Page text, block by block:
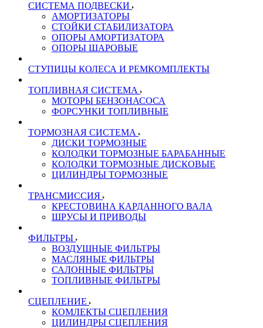
СИСТЕМА ПОДВЕСКИ
АМОРТИЗАТОРЫ
СТОЙКИ СТАБИЛИЗАТОРА
ОПОРЫ АМОРТИЗАТОРА
ОПОРЫ ШАРОВЫЕ
СТУПИЦЫ КОЛЕСА И РЕМКОМПЛЕКТЫ
ТОПЛИВНАЯ СИСТЕМА
МОТОРЫ БЕНЗОНАСОСА
ФОРСУНКИ ТОПЛИВНЫЕ
ТОРМОЗНАЯ СИСТЕМА
ДИСКИ ТОРМОЗНЫЕ
КОЛОДКИ ТОРМОЗНЫЕ БАРАБАННЫЕ
КОЛОДКИ ТОРМОЗНЫЕ ДИСКОВЫЕ
ЦИЛИНДРЫ ТОРМОЗНЫЕ
ТРАНСМИССИЯ
КРЕСТОВИНА КАРДАННОГО ВАЛА
ШРУСЫ И ПРИВОДЫ
ФИЛЬТРЫ
ВОЗДУШНЫЕ ФИЛЬТРЫ
МАСЛЯНЫЕ ФИЛЬТРЫ
САЛОННЫЕ ФИЛЬТРЫ
ТОПЛИВНЫЕ ФИЛЬТРЫ
СЦЕПЛЕНИЕ
КОМЛЕКТЫ СЦЕПЛЕНИЯ
ЦИЛИНДРЫ СЦЕПЛЕНИЯ